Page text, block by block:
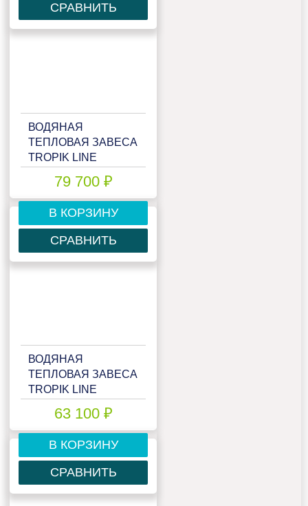
СРАВНИТЬ
ВОДЯНАЯ
ТЕПЛОВАЯ ЗАВЕСА
TROPIK LINE
79 700 ₽
В КОРЗИНУ
СРАВНИТЬ
ВОДЯНАЯ
ТЕПЛОВАЯ ЗАВЕСА
TROPIK LINE
63 100 ₽
В КОРЗИНУ
СРАВНИТЬ